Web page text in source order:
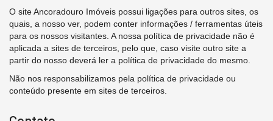
O site Ancoradouro Imóveis possui ligações para outros sites, os
quais, a nosso ver, podem conter informações / ferramentas úteis
para os nossos visitantes. A nossa política de privacidade não é
aplicada a sites de terceiros, pelo que, caso visite outro site a
partir do nosso deverá ler a política de privacidade do mesmo.
Não nos responsabilizamos pela política de privacidade ou
conteúdo presente em sites de terceiros.